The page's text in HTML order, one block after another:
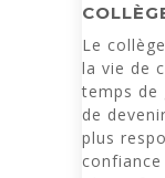
Le
la vie de
temps de
de
plus